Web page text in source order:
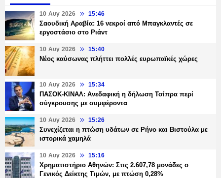
10 Αυγ 2026 15:46
Σαουδική Αραβία: 16 νεκροί από Μπαγκλαντές σε
εργοστάσιο στο Ριάντ
10 Αυγ 2026 15:40
Νέος καύσωνας πλήττει πολλές ευρωπαϊκές χώρες
10 Αυγ 2026 15:34
ΠΑΣΟΚ-ΚΙΝΑΛ: Ανεδαφική η δήλωση Τσίπρα περί
σύγκρουσης με συμφέροντα
10 Αυγ 2026 15:26
Συνεχίζεται η πτώση υδάτων σε Ρήνο και Βιστούλα με
ιστορικά χαμηλά
10 Αυγ 2026 15:16
Χρηματιστήριο Αθηνών: Στις 2.607,78 μονάδες ο
Γενικός Δείκτης Τιμών, με πτώση 0,28%